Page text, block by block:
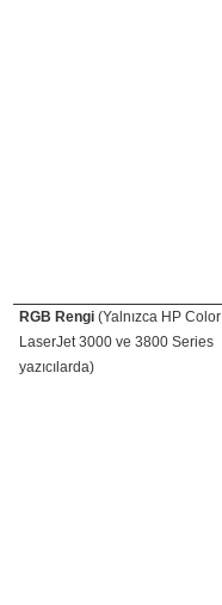
RGB Rengi (Yalnızca HP Color
LaserJet 3000 ve 3800 Series
yazıcılarda)